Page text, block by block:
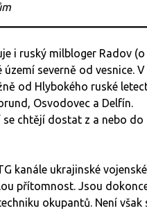
i ruský milbloger Radov
severně od vesnice. V
od Hlybokého ruské
Osvodovec a Delfín.
se chtějí dostat z a nebo do
kanále ukrajinské vojenské
přítomnost. Jsou
okupantů. Není však